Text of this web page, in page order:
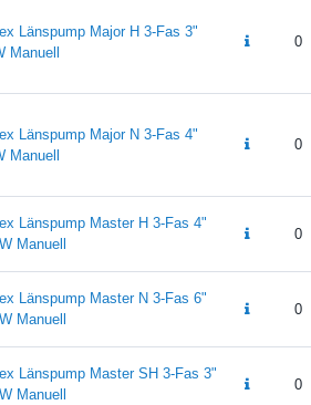
Länspump Major H 3-Fas 3"
Manuell
0
Länspump Major N 3-Fas 4"
Manuell
0
Länspump Master H 3-Fas 4"
Manuell
0
Länspump Master N 3-Fas 6"
Manuell
0
Länspump Master SH 3-Fas 3"
Manuell
0